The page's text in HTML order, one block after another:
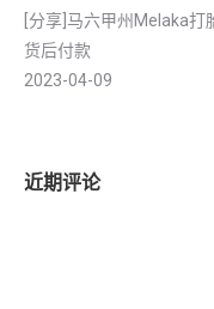
[分享]马六甲州Melaka
货后付款
2023-04-09
近期评论